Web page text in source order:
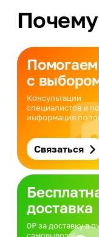
Помогаем
с
Консультации
специалистов и
информация по
Связаться
доставка
0₽ за доставку в